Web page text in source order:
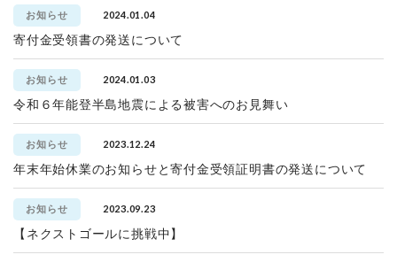
お知らせ 2024.01.04
寄付金受領書の発送について
お知らせ 2024.01.03
令和６年能登半島地震による被害へのお見舞い
お知らせ 2023.12.24
年末年始休業のお知らせと寄付金受領証明書の発送について
お知らせ 2023.09.23
【ネクストゴールに挑戦中】